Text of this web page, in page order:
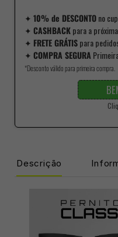
✦ 10% de DESCONTOno
✦ CASHBACKpara a
✦ FRETE GRÁTISpara
✦ COMPRA SEGURA
*Desconto válido para primeira compra.
Descrição